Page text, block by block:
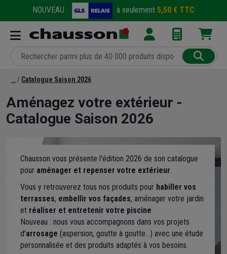
NOUVEAU : à seulement 5,50 € TTC
Catalogue Saison 2026
Aménagez votre extérieur -
Catalogue Saison 2026
Chausson vous présente l'édition 2026 de son catalogue
pour aménager et repenser votre extérieur.
Vous y retrouverez tous nos produits pour habiller vos
terrasses, embellir vos façades, aménager votre jardin
et réaliser et entretenir votre piscine.
Nouveau : nous vous accompagnons dans vos projets
d'arrosage (aspersion, goutte à goutte...) avec une étude
personnalisée et des produits adaptés à vos besoins.